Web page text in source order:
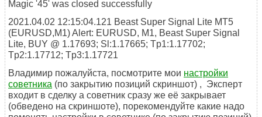
Magic '45' was closed successfully
2021.04.02 12:15:04.121 Beast Super Signal Lite MT5
(EURUSD,M1)Alert: EURUSD, M1, Beast Super Signal
Lite, BUY @ 1.17693; Sl:1.17665; Tp1:1.17702;
Tp2:1.17712; Tp3:1.17721
Владимир пожалуйста, посмотрите мои настройки
советника (по закрытию позиций скриншот) , Эксперт
входит в сделку а советник сразу же её закрывает
(обведено на скриншоте), порекомендуйте какие надо